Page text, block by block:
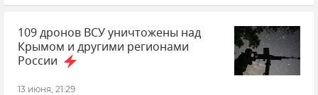
Новости Мнения Малек Дудаков
109 дронов ВСУ уничтожены над
Крымом и другими регионами
России
13 июня, 21:29